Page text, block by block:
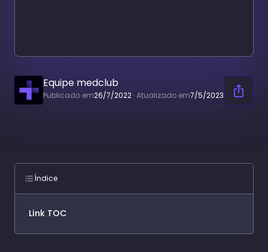
Equipe medclub
Publicado em26/7/2022 ·Atualizado em7/5/2023
Índice
Link TOC